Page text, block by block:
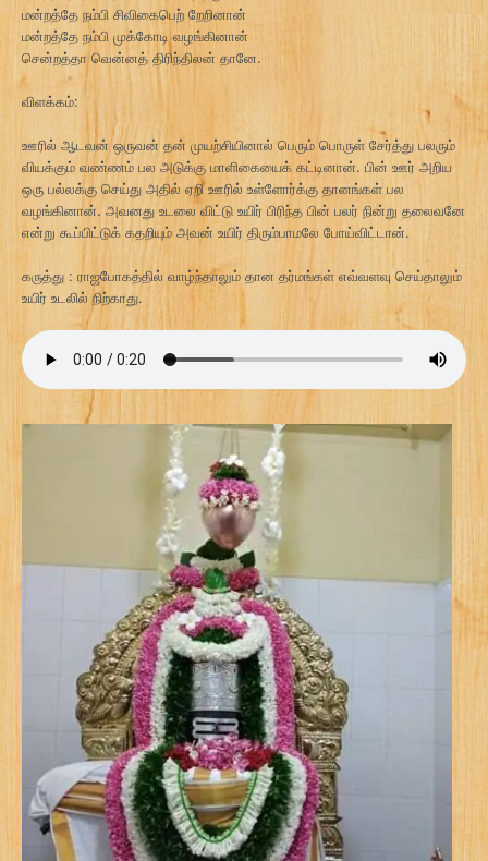
மன்றத்தே நம்பி சிவிகைபெற் றேறினான்
மன்றத்தே நம்பி முக்கோடி வழங்கினான்
சென்றத்தா வென்னத் திரிந்திலன் தானே.
விளக்கம்:
ஊரில் ஆடவன் ஒருவன் தன் முயற்சியினால் பெரும் பொருள் சேர்த்து பலரும்
வியக்கும் வண்ணம் பல அடுக்கு மாளிகையைக் கட்டினான். பின் ஊர் அறிய
ஒரு பல்லக்கு செய்து அதில் ஏறி ஊரில் உள்ளோர்க்கு தானங்கள் பல
வழங்கினான். அவனது உடலை விட்டு உயிர் பிரிந்த பின் பலர் நின்று தலைவனே
என்று கூப்பிட்டுக் கதறியும் அவன் உயிர் திரும்பாமலே போய்விட்டான்.
கருத்து : ராஜபோகத்தில் வாழ்ந்தாலும் தான தர்மங்கள் எவ்வளவு செய்தாலும்
உயிர் உடலில் நிற்காது.